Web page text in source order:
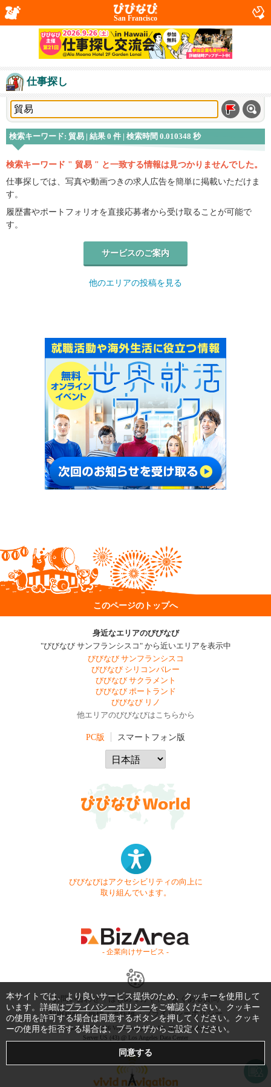
San Francisco
仕事探し
検索キーワード: 貿易 | 結果 0 件 | 検索時間 0.010348 秒
検索キーワード " 貿易 " と一致する情報は見つかりませんでした。
仕事探しでは、写真や動画つきの求人広告を簡単に掲載いただけま
す。
履歴書やポートフォリオを直接応募者から受け取ることが可能で
す。
サービスのご案内
他のエリアの投稿を見る
このページのトップへ
身近なエリアのびびなび
"びびなび サンフランシスコ" から近いエリアを表示中
びびなび サンフランシスコ
びびなび シリコンバレー
びびなび サクラメント
びびなび ポートランド
びびなび リノ
他エリアのびびなびはこちらから
PC版 スマートフォン版
びびなびはアクセシビリティの向上に
取り組んでいます。
- 企業向けサービス -
お問い合わせ はじめてガイド
よくある質問
利用規約
商標・著作権 プライバシーポリシー
Copyright © 1999-2026 Vivid Navigation, Inc. All Rights Reserved.
Server US (43) @ Los Angeles Data Center
本サイトでは、より良いサービス提供のため、クッキーを使用して
います。詳細はプライバシーポリシーをご確認ください。クッキー
の使用を許可する場合は同意するボタンを押してください。クッキ
ーの使用を拒否する場合は、ブラウザからご設定ください。